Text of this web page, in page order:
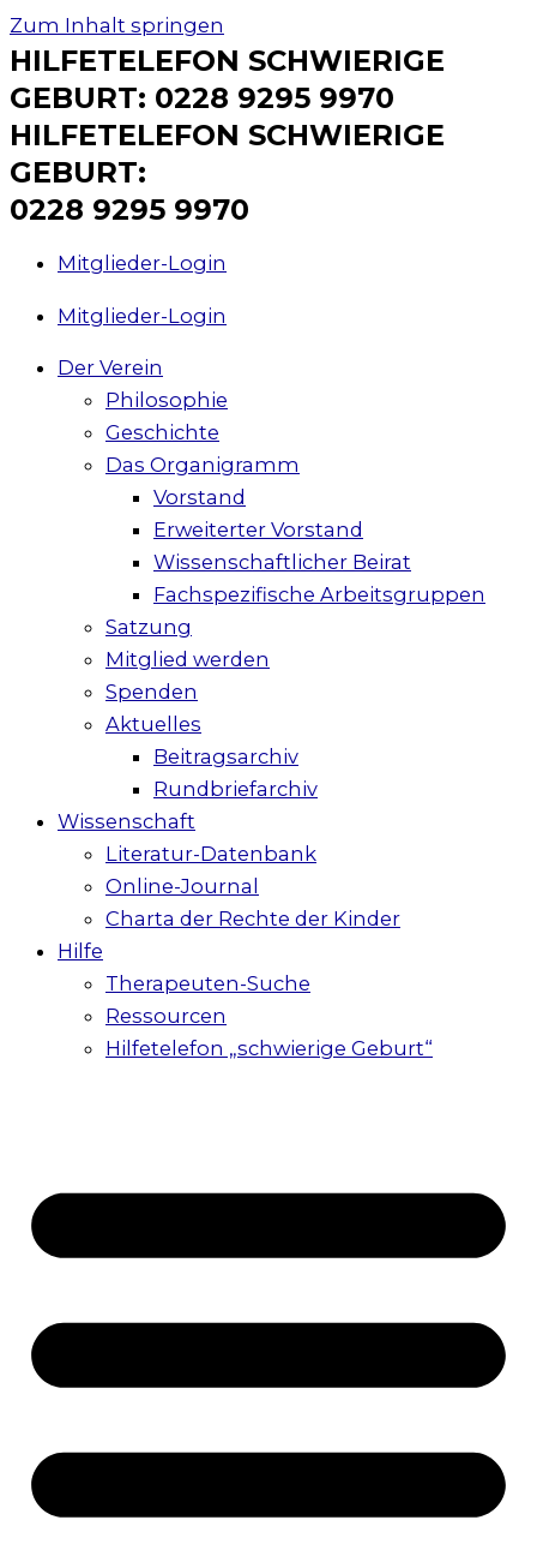
Zum Inhalt springen
HILFETELEFON SCHWIERIGE
GEBURT: 0228 9295 9970
HILFETELEFON SCHWIERIGE
GEBURT:
0228 9295 9970
Mitglieder-Login
Mitglieder-Login
Der Verein
Philosophie
Geschichte
Das Organigramm
Vorstand
Erweiterter Vorstand
Wissenschaftlicher Beirat
Fachspezifische Arbeitsgruppen
Satzung
Mitglied werden
Spenden
Aktuelles
Beitragsarchiv
Rundbriefarchiv
Wissenschaft
Literatur-Datenbank
Online-Journal
Charta der Rechte der Kinder
Hilfe
Therapeuten-Suche
Ressourcen
Hilfetelefon „schwierige Geburt“